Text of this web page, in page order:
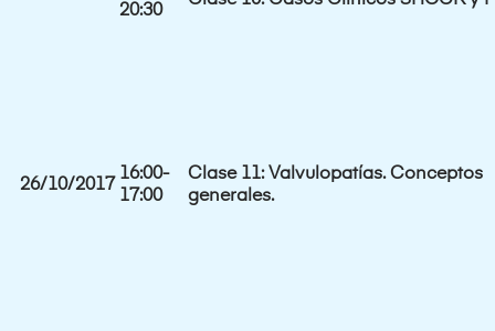
20:30
26/10/2017
16:00-
17:00
Clase 11: Valvulopatías. Conceptos
generales.